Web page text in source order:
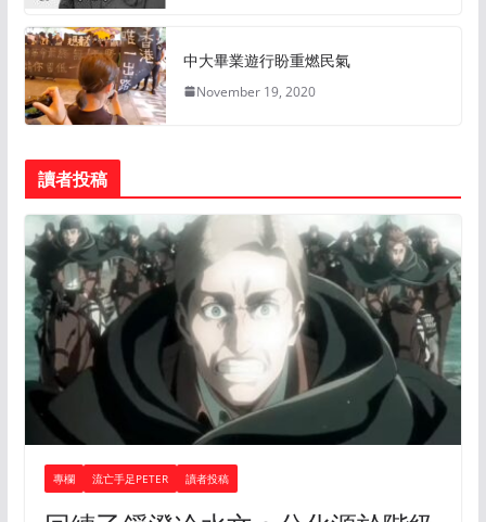
中大畢業遊行盼重燃民氣
November 19, 2020
讀者投稿
專欄 流亡手足PETER 讀者投稿